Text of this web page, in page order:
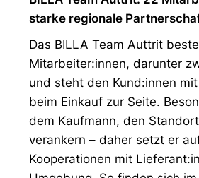
starke regionale
Das BILLA Team Auttrit
Mitarbeiter:innen, darunter
und steht den Kund:innen
beim Einkauf zur Seite.
dem Kaufmann, den
verankern – daher setzt er
Kooperationen mit